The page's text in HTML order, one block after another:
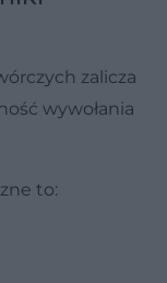
zalicza
wywołania
to: